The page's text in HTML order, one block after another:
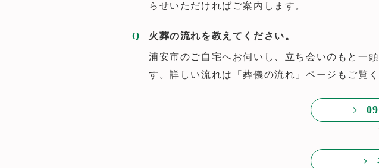
らせいただければご案内します。
火葬の流れを教えてください。
浦安市のご自宅へお伺いし、立ち会いのもと一
す。詳しい流れは「葬儀の流れ」ページもご覧く